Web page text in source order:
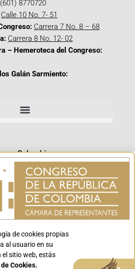
8770720
Calle 10 No. 7- 51
Carrera 7 No. 8 – 68
Carrera 8 No. 12- 02
– Hemeroteca del Congreso:
Galán Sarmiento:
de cookies propias
al usuario en su
el sitio web, estás
Cookies. Aceptar